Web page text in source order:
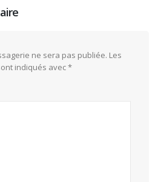
ne sera pas publiée. Les
indiqués avec*